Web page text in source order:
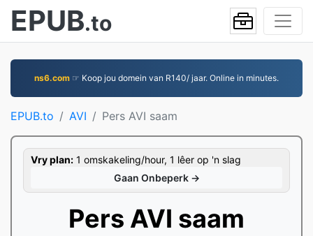
EPUB.to
ns6.com ☞ Koop jou domein van R140/ jaar. Online in minutes.
EPUB.to AVI Pers AVI saam
Vry plan: 1 omskakeling/hour, 1 lêer op 'n slag
Gaan Onbeperk →
Pers AVI saam